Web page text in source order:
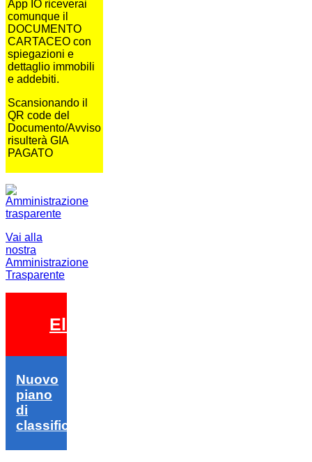
App IO riceverai
comunque il
DOCUMENTO
CARTACEO con
spiegazioni e
dettaglio immobili
e addebiti.
Scansionando il
QR code del
Documento/Avviso
risulterà GIA
PAGATO
Vai alla
nostra
Amministrazione
Trasparente
Elezioni 2026
Nuovo
piano
di
classifica